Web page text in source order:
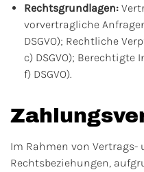
Rechtsgrundlagen:
vorvertragliche
DSGVO); Rechtliche
c) DSGVO); Berechtigte
f) DSGVO).
Im Rahmen von Vertrags-
Rechtsbeziehungen,